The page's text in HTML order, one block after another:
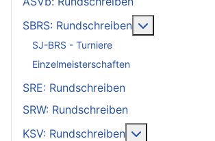
SBRS: Rundschreiben
SJ-BRS - Turniere
Einzelmeisterschaften
SRE: Rundschreiben
SRW: Rundschreiben
KSV: Rundschreiben